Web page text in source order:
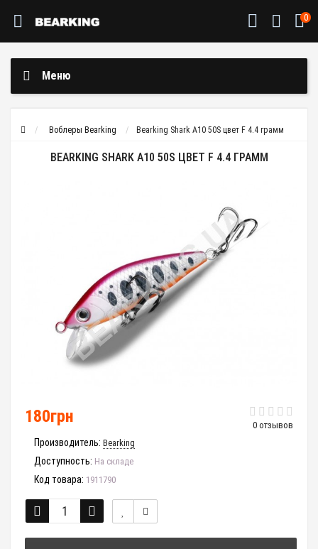
0
Меню
Воблеры Bearking Bearking Shark A10 50S цвет F 4.4 грамм
BEARKING SHARK A10 50S ЦВЕТ F 4.4 ГРАММ
0 отзывов
180грн
Производитель: Bearking
Доступность: На складе
Код товара: 1911790